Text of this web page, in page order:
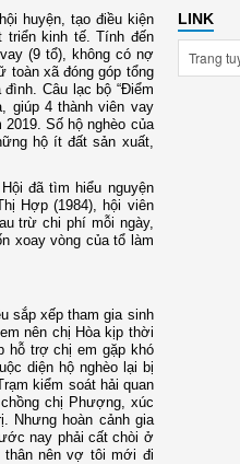
huyện, tạo điều kiện
kinh tế. Tính đến
(9 tổ), không có nợ
toàn xã đóng góp tổng
Câu lạc bộ “Điểm
giúp 4 thành viên vay
Số hộ nghèo của
hộ ít đất sản xuất,
đã tìm hiểu nguyện
Hợp (1984), hội viên
trừ chi phí mỗi ngày,
xoay vòng của tổ làm
sắp xếp tham gia sinh
nên chị Hòa kịp thời
hỗ trợ chị em gặp khó
diện hộ nghèo lại bị
kiểm soát hải quan
chị Phượng, xúc
Nhưng hoàn cảnh gia
nay phải cất chòi ở
nên vợ tôi mới đi
LINK